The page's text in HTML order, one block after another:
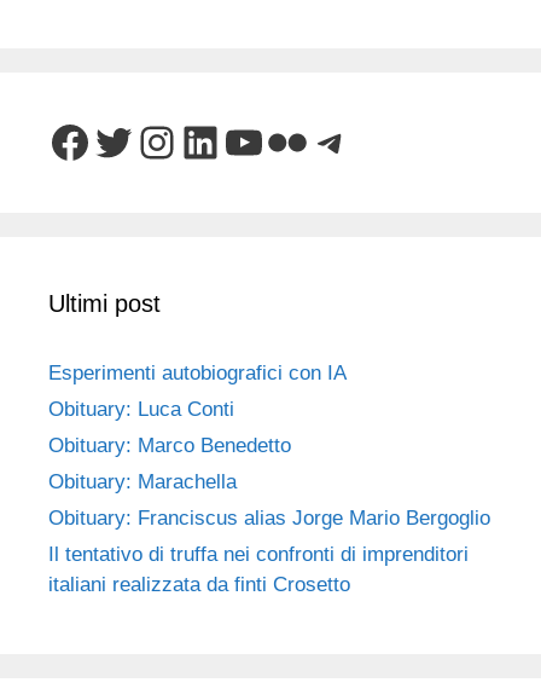
Facebook
Twitter
Instagram
LinkedIn
YouTube
FlickrTelegram
Ultimi post
Esperimenti autobiografici con IA
Obituary: Luca Conti
Obituary: Marco Benedetto
Obituary: Marachella
Obituary: Franciscus alias Jorge Mario Bergoglio
Il tentativo di truffa nei confronti di imprenditori
italiani realizzata da finti Crosetto